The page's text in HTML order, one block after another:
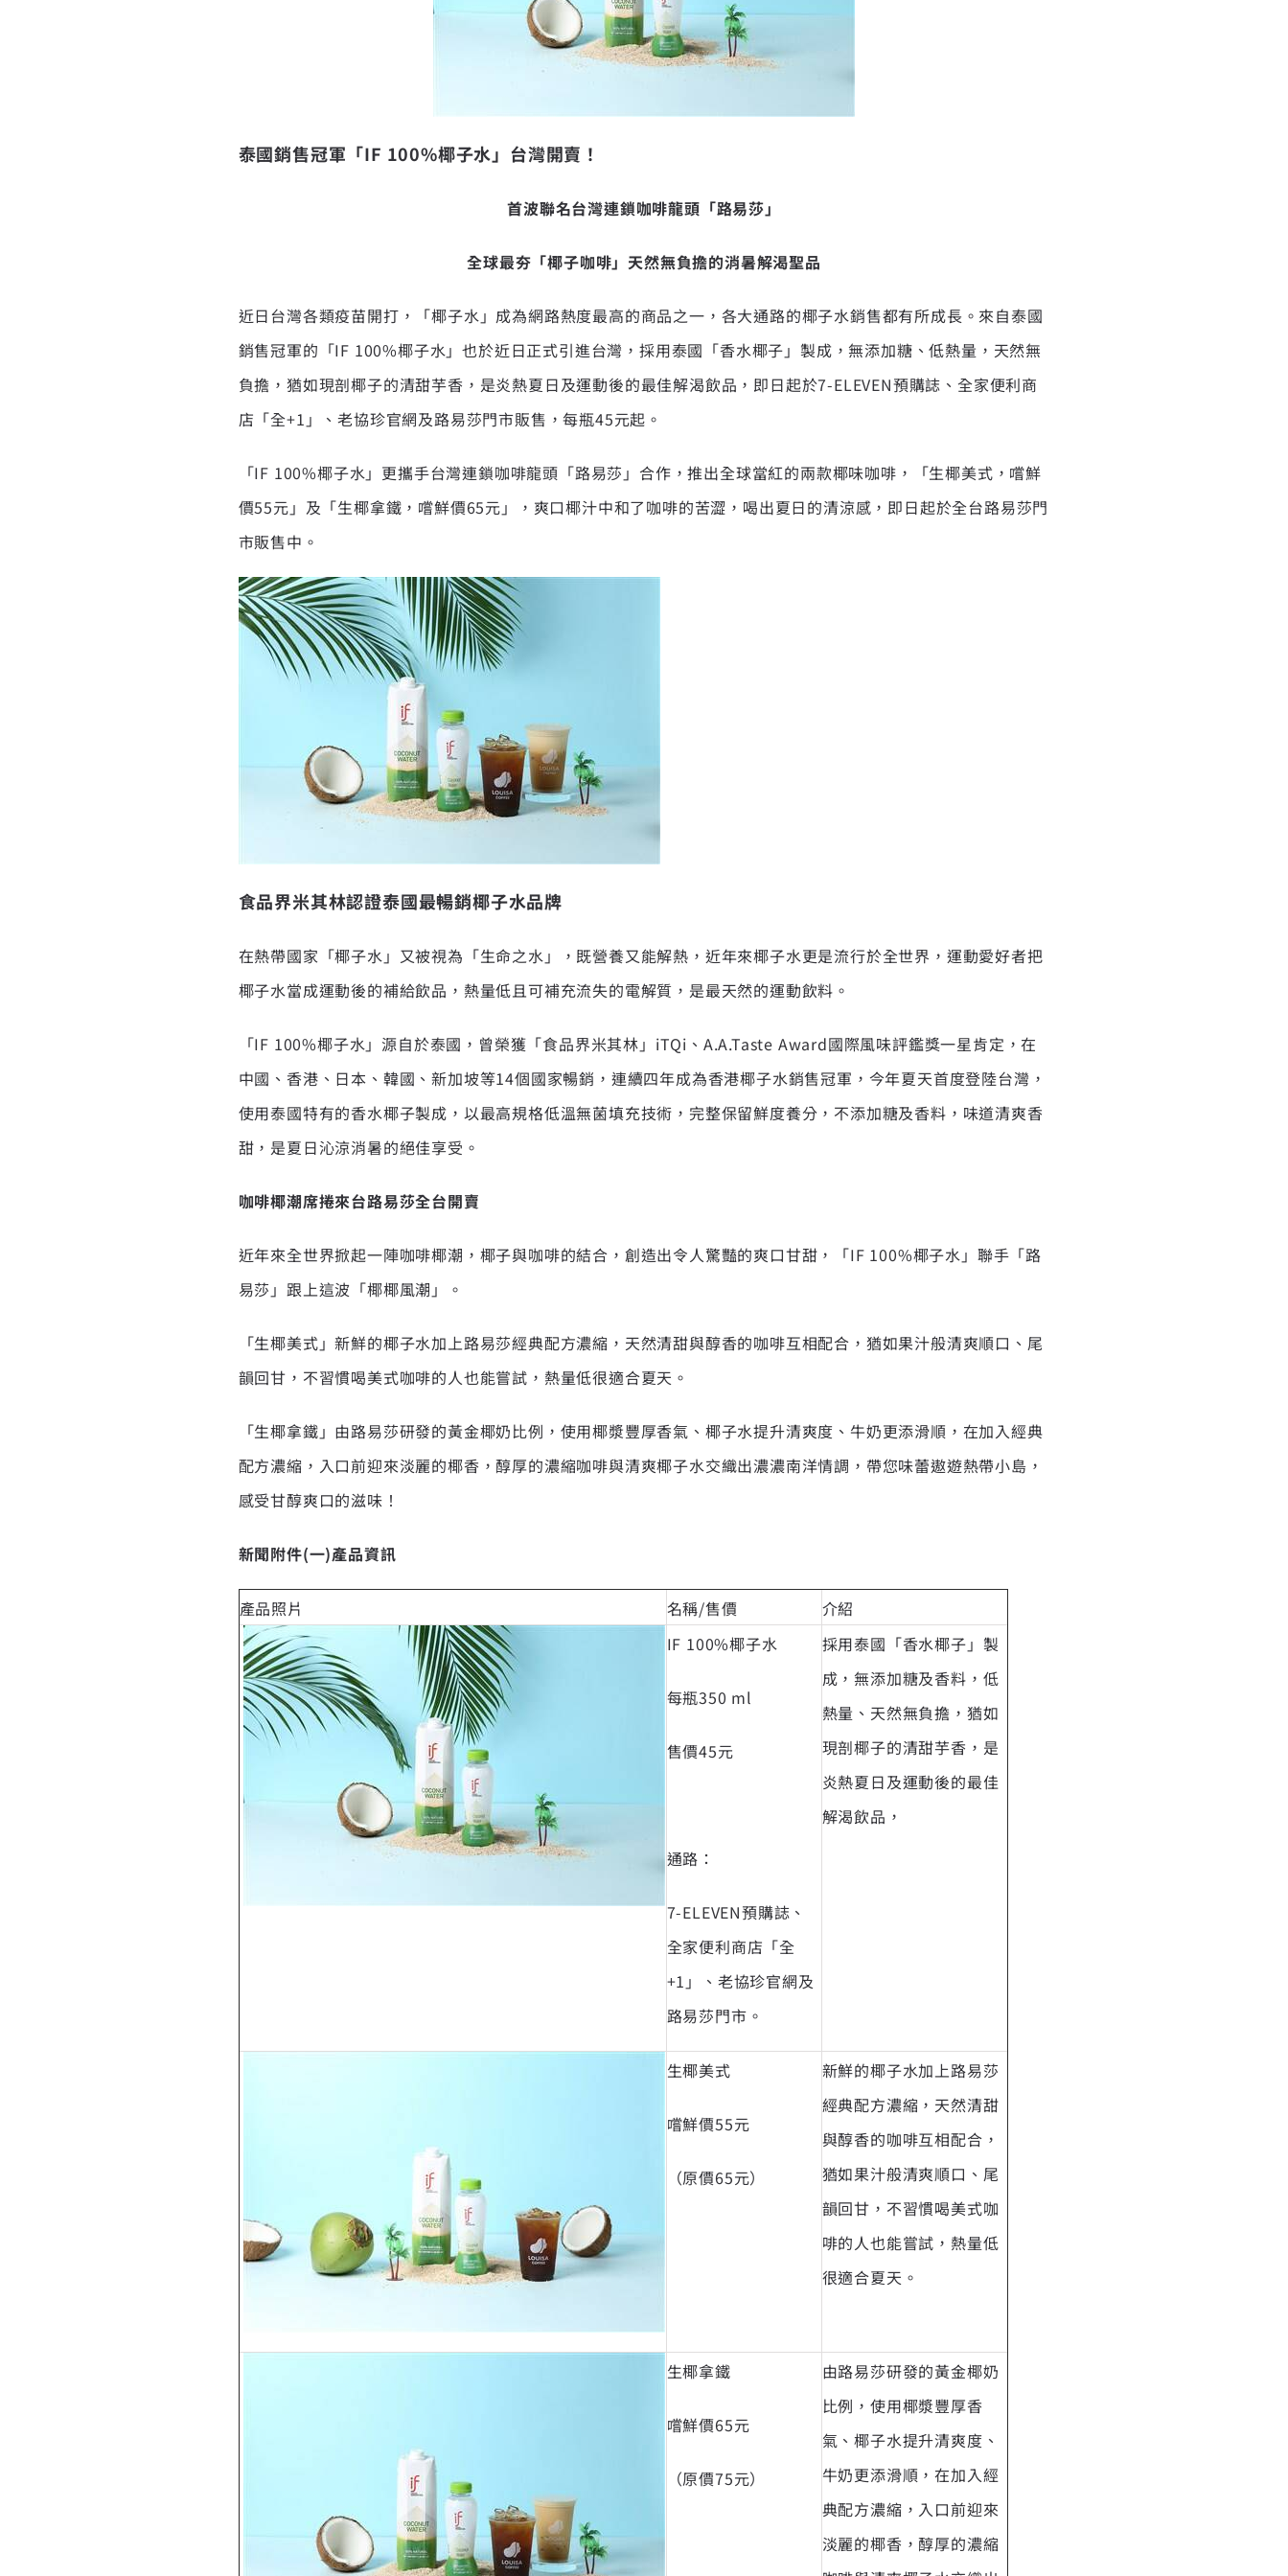
泰國銷售冠軍「IF 100%椰子水」台灣開賣！
首波聯名台灣連鎖咖啡龍頭「路易莎」
全球最夯「椰子咖啡」天然無負擔的消暑解渴聖品
近日台灣各類疫苗開打，「椰子水」成為網路熱度最高的商品之一，各大通路的椰子水銷售都有所成長。來自泰國
銷售冠軍的「IF 100%椰子水」也於近日正式引進台灣，採用泰國「香水椰子」製成，無添加糖、低熱量，天然無
負擔，猶如現剖椰子的清甜芋香，是炎熱夏日及運動後的最佳解渴飲品，即日起於7-ELEVEN預購誌、全家便利商
店「全+1」、老協珍官網及路易莎門市販售，每瓶45元起。
「IF 100%椰子水」更攜手台灣連鎖咖啡龍頭「路易莎」合作，推出全球當紅的兩款椰味咖啡，「生椰美式，嚐鮮
價55元」及「生椰拿鐵，嚐鮮價65元」，爽口椰汁中和了咖啡的苦澀，喝出夏日的清涼感，即日起於全台路易莎門
市販售中。
食品界米其林認證泰國最暢銷椰子水品牌
在熱帶國家「椰子水」又被視為「生命之水」，既營養又能解熱，近年來椰子水更是流行於全世界，運動愛好者把
椰子水當成運動後的補給飲品，熱量低且可補充流失的電解質，是最天然的運動飲料。
「IF 100%椰子水」源自於泰國，曾榮獲「食品界米其林」iTQi、A.A.Taste Award國際風味評鑑獎一星肯定，在
中國、香港、日本、韓國、新加坡等14個國家暢銷，連續四年成為香港椰子水銷售冠軍，今年夏天首度登陸台灣，
使用泰國特有的香水椰子製成，以最高規格低溫無菌填充技術，完整保留鮮度養分，不添加糖及香料，味道清爽香
甜，是夏日沁涼消暑的絕佳享受。
咖啡椰潮席捲來台路易莎全台開賣
近年來全世界掀起一陣咖啡椰潮，椰子與咖啡的結合，創造出令人驚豔的爽口甘甜，「IF 100%椰子水」聯手「路
易莎」跟上這波「椰椰風潮」。
「生椰美式」新鮮的椰子水加上路易莎經典配方濃縮，天然清甜與醇香的咖啡互相配合，猶如果汁般清爽順口、尾
韻回甘，不習慣喝美式咖啡的人也能嘗試，熱量低很適合夏天。
「生椰拿鐵」由路易莎研發的黃金椰奶比例，使用椰漿豐厚香氣、椰子水提升清爽度、牛奶更添滑順，在加入經典
配方濃縮，入口前迎來淡麗的椰香，醇厚的濃縮咖啡與清爽椰子水交織出濃濃南洋情調，帶您味蕾遨遊熱帶小島，
感受甘醇爽口的滋味！
新聞附件(一)產品資訊
產品照片 名稱/售價
介紹
IF 100%椰子水
每瓶350 ml
售價45元
通路：
7-ELEVEN預購誌、
全家便利商店「全
+1」、老協珍官網及
路易莎門市。
採用泰國「香水椰子」製
成，無添加糖及香料，低
熱量、天然無負擔，猶如
現剖椰子的清甜芋香，是
炎熱夏日及運動後的最佳
解渴飲品，
生椰美式
嚐鮮價55元
（原價65元）
新鮮的椰子水加上路易莎
經典配方濃縮，天然清甜
與醇香的咖啡互相配合，
猶如果汁般清爽順口、尾
韻回甘，不習慣喝美式咖
啡的人也能嘗試，熱量低
很適合夏天。
生椰拿鐵
嚐鮮價65元
（原價75元）
由路易莎研發的黃金椰奶
比例，使用椰漿豐厚香
氣、椰子水提升清爽度、
牛奶更添滑順，在加入經
典配方濃縮，入口前迎來
淡麗的椰香，醇厚的濃縮